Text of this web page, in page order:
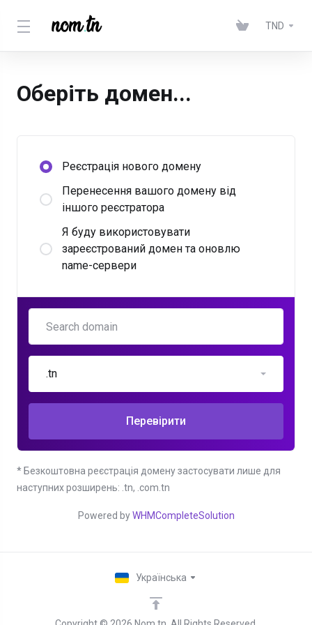
TND
Оберіть домен...
Реєстрація нового домену
Перенесення вашого домену від
іншого реєстратора
Я буду використовувати
зареєстрований домен та оновлю
name-сервери
.tn
Перевірити
* Безкоштовна реєстрація домену застосувати лише для
наступних розширень: .tn, .com.tn
Powered byWHMCompleteSolution
Українська